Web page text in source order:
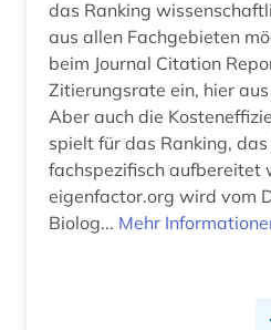
das Ranking
aus allen Fachgebieten
beim Journal Citation
Zitierungsrate ein, hier
Aber auch die
spielt für das Ranking,
fachspezifisch aufbereitet
eigenfactor.org wird vom
Biolog... Mehr